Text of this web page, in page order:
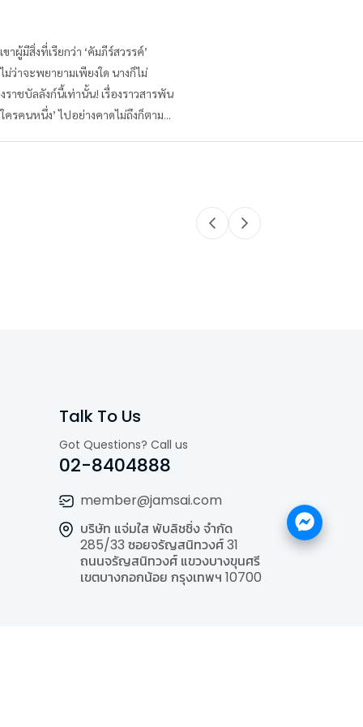
มีสิ่งที่เรียกว่า ‘คัมภีร์สวรรค์’
ว่าจะพยายามเพียงใด นางก็ไม่
าชบัลลังก์นี้เท่านั้น! เรื่องราวสารพัน
ครคนหนึ่ง’ ไปอย่างคาดไม่ถึงก็ตาม...
Talk To Us
Got Questions? Call us
02-8404888
member@jamsai.com
บริษัท แจ่มใส พับลิชชิ่ง จำกัด
285/33 ซอยจรัญสนิทวงศ์ 31
ถนนจรัญสนิทวงศ์ แขวงบางขุนศรี
เขตบางกอกน้อย กรุงเทพฯ 10700